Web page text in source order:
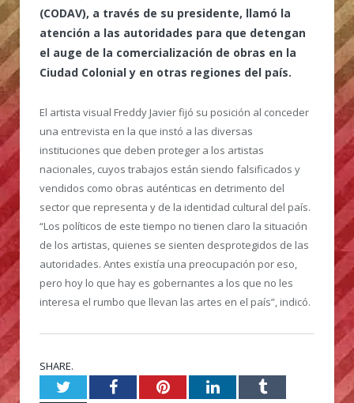
(CODAV), a través de su presidente, llamó la
atención a las autoridades para que detengan
el auge de la comercialización de obras en la
Ciudad Colonial y en otras regiones del país.
El artista visual Freddy Javier fijó su posición al conceder
una entrevista en la que instó a las diversas
instituciones que deben proteger a los artistas
nacionales, cuyos trabajos están siendo falsificados y
vendidos como obras auténticas en detrimento del
sector que representa y de la identidad cultural del país.
“Los políticos de este tiempo no tienen claro la situación
de los artistas, quienes se sienten desprotegidos de las
autoridades. Antes existía una preocupación por eso,
pero hoy lo que hay es gobernantes a los que no les
interesa el rumbo que llevan las artes en el país”, indicó.
SHARE.
TwitterFacebookPinterestLinkedInTumblr